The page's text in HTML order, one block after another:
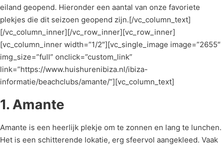
eiland geopend. Hieronder een aantal van onze favoriete
plekjes die dit seizoen geopend zijn.[/vc_column_text]
[/vc_column_inner][/vc_row_inner][vc_row_inner]
[vc_column_inner width=”1/2″][vc_single_image image=”2655″
img_size=”full” onclick=”custom_link”
link=”https://www.huishurenibiza.nl/ibiza-
informatie/beachclubs/amante/”][vc_column_text]
1. Amante
Amante is een heerlijk plekje om te zonnen en lang te lunchen.
Het is een schitterende lokatie, erg sfeervol aangekleed. Vaak